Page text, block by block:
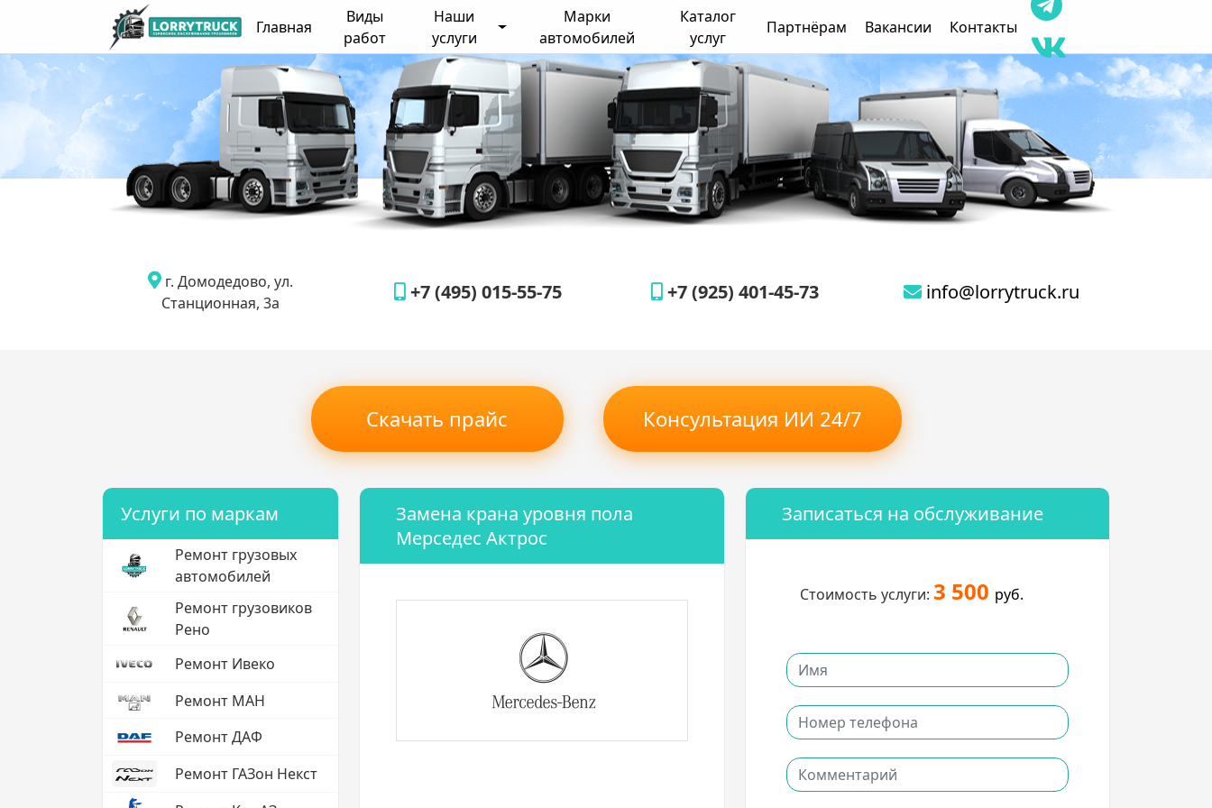
Главная
Виды
работ
Наши
услуги
Марки
автомобилей
Каталог
услуг
Партнёрам Вакансии Контакты
г. Домодедово, ул.
Станционная, 3а
+7 (495) 015-55-75 +7 (925) 401-45-73 info@lorrytruck.ru
Скачать прайс Консультация ИИ 24/7
Услуги по маркам
Ремонт грузовых
автомобилей
Ремонт грузовиков
Рено
Ремонт Ивеко
Ремонт МАН
Ремонт ДАФ
Ремонт ГАЗон Некст
Замена крана уровня пола
Мерседес Актрос
Записаться на обслуживание
Стоимость услуги: 3 500 руб.